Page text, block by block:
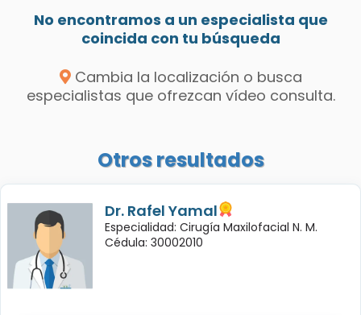
No encontramos a un especialista que
coincida con tu búsqueda
Cambia la localización o busca
especialistas que ofrezcan vídeo consulta.
Otros resultados
Dr. Rafel Yamal
Especialidad: Cirugía Maxilofacial N. M.
Cédula: 30002010